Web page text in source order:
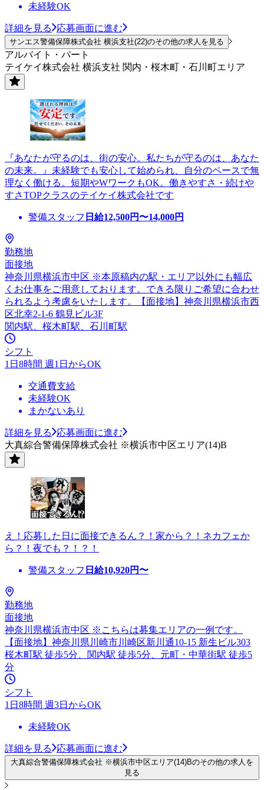
未経験OK
詳細を見る 応募画面に進む
サンエス警備保障株式会社 横浜支社(22)のその他の求人を見る
アルバイト・パート
テイケイ株式会社 横浜支社 関内・桜木町・石川町エリア
『あなたが守るのは、街の安心。私たちが守るのは、あなた
の未来。』未経験でも安心して始められ、自分のペースで無
理なく働ける。短期やWワークもOK。働きやすさ・続けや
すさTOPクラスのテイケイ株式会社です
警備スタッフ 日給12,500円〜14,000円
勤務地
面接地
神奈川県横浜市中区 ※本原稿内の駅・エリア以外にも幅広
くお仕事をご用意しております。できる限りご希望に合わせ
られるよう考慮をいたします。【面接地】神奈川県横浜市西
区北幸2-1-6 鶴見ビル3F
関内駅、桜木町駅、石川町駅
シフト
1日8時間 週1日からOK
交通費支給
未経験OK
まかないあり
詳細を見る
応募画面に進む
大真綜合警備保障株式会社 ※横浜市中区エリア(14)B
え！応募した日に面接できるん？！家から？！ネカフェか
ら？！夜でも？！？！
警備スタッフ 日給10,920円〜
勤務地
面接地
神奈川県横浜市中区 ※こちらは募集エリアの一例です。
【面接地】神奈川県川崎市川崎区新川通10-15 新生ビル303
桜木町駅 徒歩5分、関内駅 徒歩5分、元町・中華街駅 徒歩5
分
シフト
1日8時間 週3日からOK
未経験OK
詳細を見る 応募画面に進む
大真綜合警備保障株式会社 ※横浜市中区エリア(14)Bのその他の求人を
見る